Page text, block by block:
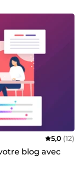
5,0 (12)
blog avec